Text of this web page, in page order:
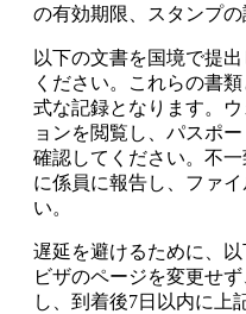
の有効期限、スタンプの
以下の文書を国境で提
ください。これらの書
式な記録となります。
ョンを閲覧し、パスポ
確認してください。不
に係員に報告し、ファ
い。
遅延を避けるために、
ビザのページを変更せ
し、到着後7日以内に上